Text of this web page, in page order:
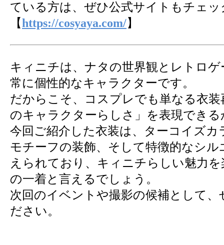
ている方は、ぜひ公式サイトもチェ
【https://cosyaya.com/】
キィニチは、ナタの世界観とレトロ
常に個性的なキャラクターです。
だからこそ、コスプレでも単なる衣
のキャラクターらしさ」を表現でき
今回ご紹介した衣装は、ターコイズ
モチーフの装飾、そして特徴的なシ
えられており、キィニチらしい魅力
の一着と言えるでしょう。
次回のイベントや撮影の候補として
ださい。